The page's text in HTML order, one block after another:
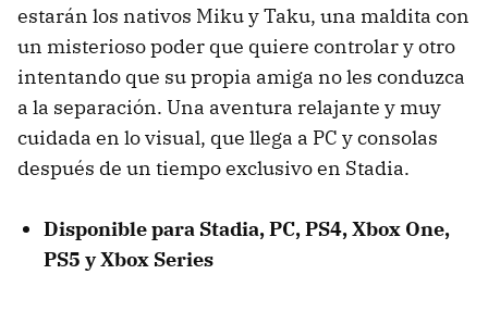
estarán los nativos Miku y Taku, una maldita con
un misterioso poder que quiere controlar y otro
intentando que su propia amiga no les conduzca
a la separación. Una aventura relajante y muy
cuidada en lo visual, que llega a PC y consolas
después de un tiempo exclusivo en Stadia.
Disponible para Stadia, PC, PS4, Xbox One,
PS5 y Xbox Series